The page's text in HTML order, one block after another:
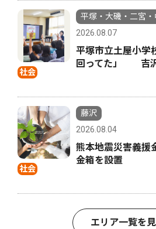
社会
平塚・大磯・二宮・
2026.08.07
平塚市立土屋小
回ってた」 吉沢
社会
藤沢
2026.08.04
熊本地震災害義
金箱を設置
エリア一覧を